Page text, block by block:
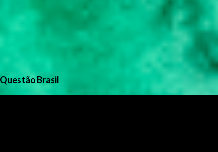
Questão Brasil